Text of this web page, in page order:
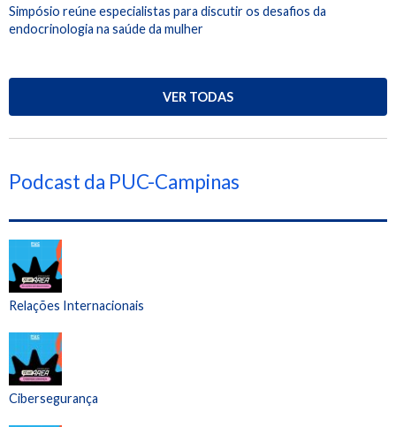
Simpósio reúne especialistas para discutir os desafios da
endocrinologia na saúde da mulher
VER TODAS
Podcast da PUC-Campinas
Relações Internacionais
Cibersegurança